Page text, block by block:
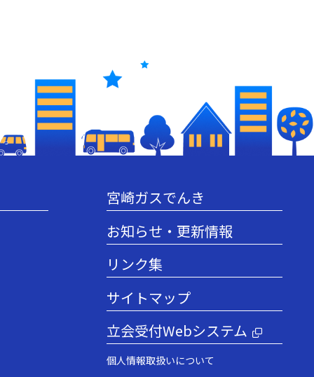
宮崎ガスでんき
お知らせ・更新情報
リンク集
サイトマップ
立会受付Webシステム
個人情報取扱いについて